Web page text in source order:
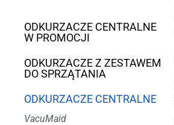
ODKURZACZE CENTRALNE
W PROMOCJI
ODKURZACZE Z ZESTAWEM
DO SPRZĄTANIA
ODKURZACZE CENTRALNE
VacuMaid